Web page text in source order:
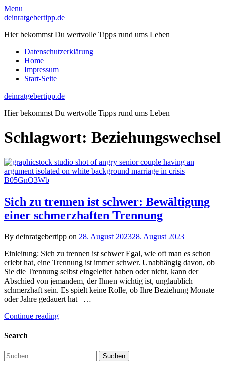
Skip
to
Menu
deinratgebertipp.de
Hier bekommst Du wertvolle Tipps rund ums Leben
Datenschutzerklärung
Home
Impressum
Start-Seite
deinratgebertipp.de
Hier bekommst Du wertvolle Tipps rund ums Leben
Schlagwort: Beziehungswechsel
Sich zu trennen ist schwer: Bewältigung
einer schmerzhaften Trennung
By deinratgebertipp on 28. August 202328. August 2023
Einleitung: Sich zu trennen ist schwer Egal, wie oft man es schon
erlebt hat, eine Trennung ist immer schwer. Unabhängig davon, ob
Sie die Trennung selbst eingeleitet haben oder nicht, kann der
Abschied von jemandem, der Ihnen wichtig ist, unglaublich
schmerzhaft sein. Es spielt keine Rolle, ob Ihre Beziehung Monate
oder Jahre gedauert hat –…
Continue reading
Search
Suchen
nach: